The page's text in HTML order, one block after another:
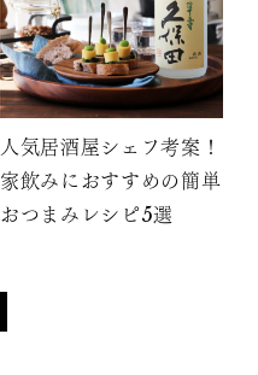
人気居酒屋シェフ考案！
家飲みにおすすめの簡単
おつまみレシピ5選